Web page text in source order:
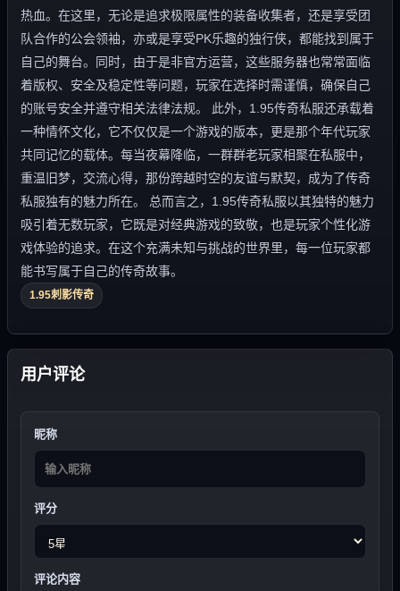
热血。在这里，无论是追求极限属性的装备收集者，还是享受团
队合作的公会领袖，亦或是享受PK乐趣的独行侠，都能找到属于
自己的舞台。同时，由于是非官方运营，这些服务器也常常面临
着版权、安全及稳定性等问题，玩家在选择时需谨慎，确保自己
的账号安全并遵守相关法律法规。 此外，1.95传奇私服还承载着
一种情怀文化，它不仅仅是一个游戏的版本，更是那个年代玩家
共同记忆的载体。每当夜幕降临，一群群老玩家相聚在私服中，
重温旧梦，交流心得，那份跨越时空的友谊与默契，成为了传奇
私服独有的魅力所在。 总而言之，1.95传奇私服以其独特的魅力
吸引着无数玩家，它既是对经典游戏的致敬，也是玩家个性化游
戏体验的追求。在这个充满未知与挑战的世界里，每一位玩家都
能书写属于自己的传奇故事。
1.95刺影传奇
用户评论
昵称
评分
评论内容